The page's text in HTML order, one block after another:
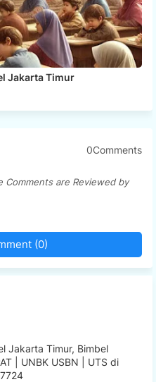
Jakarta Timur
0Comments
Comments are Reviewed by
(0)
Jakarta Timur, Bimbel
| UNBK USBN | UTS di